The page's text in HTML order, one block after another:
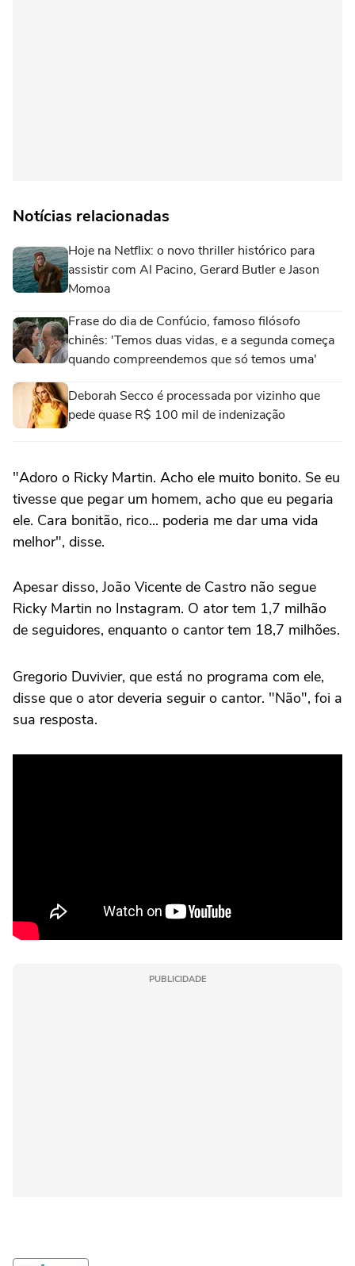
Notícias relacionadas
Hoje na Netflix: o novo thriller histórico para
assistir com Al Pacino, Gerard Butler e Jason
Momoa
Frase do dia de Confúcio, famoso filósofo
chinês: 'Temos duas vidas, e a segunda começa
quando compreendemos que só temos uma'
Deborah Secco é processada por vizinho que
pede quase R$ 100 mil de indenização
"Adoro o Ricky Martin. Acho ele muito bonito. Se eu
tivesse que pegar um homem, acho que eu pegaria
ele. Cara bonitão, rico... poderia me dar uma vida
melhor", disse.
Apesar disso, João Vicente de Castro não segue
Ricky Martin no Instagram. O ator tem 1,7 milhão
de seguidores, enquanto o cantor tem 18,7 milhões.
Gregorio Duvivier, que está no programa com ele,
disse que o ator deveria seguir o cantor. "Não", foi a
sua resposta.
PUBLICIDADE